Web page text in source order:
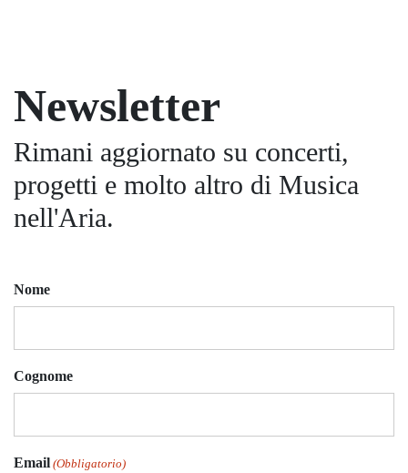
Newsletter
Rimani aggiornato su concerti,
progetti e molto altro di Musica
nell'Aria.
Nome
Cognome
Email (Obbligatorio)